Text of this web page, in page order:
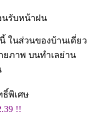
นรับหน้าฝน
ในส่วนของบ้านเดี่ยว
ยภาพ บนทำเลย่าน
ธิ์พิเศษ
!!